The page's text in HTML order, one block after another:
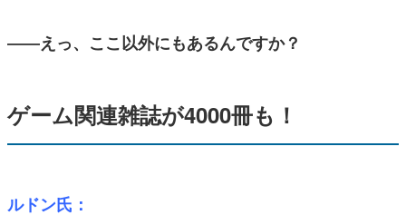
――えっ、ここ以外にもあるんですか？
ゲーム関連雑誌が4000冊も！
ルドン氏：